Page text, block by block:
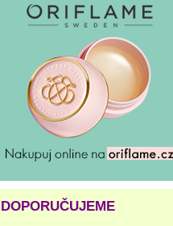
DOPORUČUJEME